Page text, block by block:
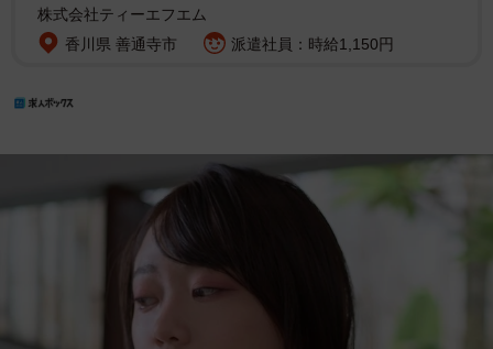
株式会社ティーエフエム
香川県 善通寺市
派遣社員：時給1,150円